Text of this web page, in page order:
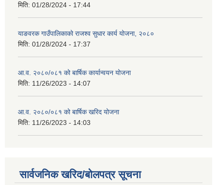
मिति: 01/28/2024 - 17:44
याङवरक गाउँपालिकाको राजश्व सुधार कार्य योजना, २०८०
मिति: 01/28/2024 - 17:37
आ.व. २०८०/०८१ को बार्षिक कार्यान्वयन योजना
मिति: 11/26/2023 - 14:07
आ.व. २०८०/०८१ को बार्षिक खरिद योजना
मिति: 11/26/2023 - 14:03
सार्वजनिक खरिद/बोलपत्र सूचना